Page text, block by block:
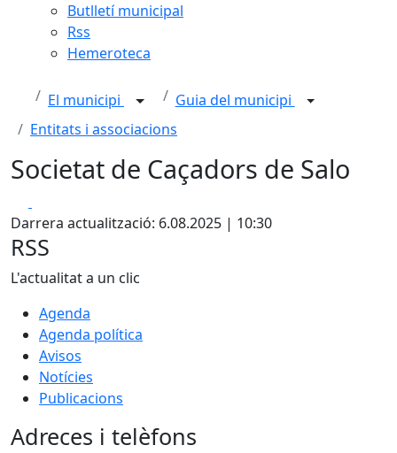
Butlletí municipal
Rss
Hemeroteca
El municipi
Guia del municipi
Entitats i associacions
Societat de Caçadors de Salo
Darrera actualització: 6.08.2025 | 10:30
RSS
L'actualitat a un clic
Agenda
Agenda política
Avisos
Notícies
Publicacions
Adreces i telèfons